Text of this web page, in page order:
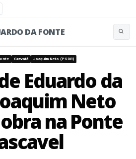
DA FONTE
Gravatá Joaquim Neto (PSDB)
Eduardo da
Neto
na Ponte